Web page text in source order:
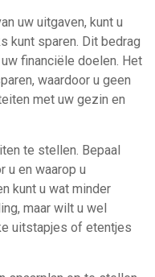
uw uitgaven, kunt u
kunt sparen. Dit bedrag
financiële doelen. Het
waardoor u geen
met uw gezin en
te stellen. Bepaal
u en waarop u
kunt u wat minder
maar wilt u wel
uitstapjes of etentjes